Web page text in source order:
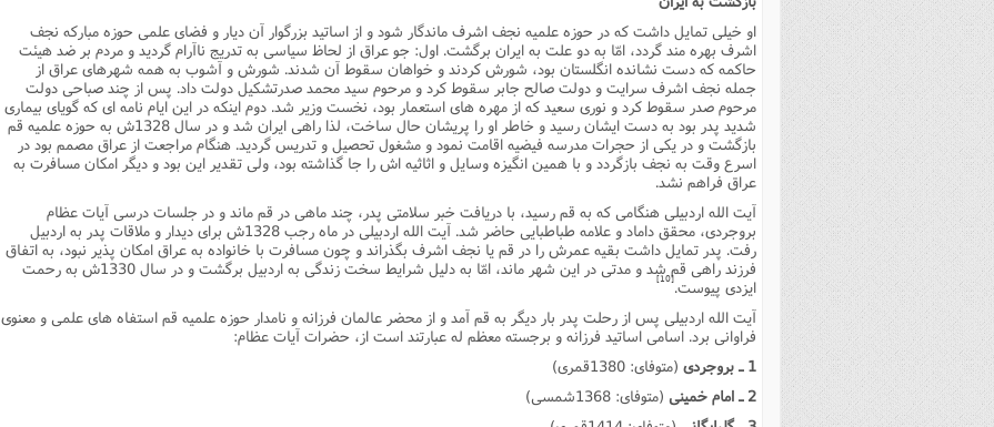
او خیلى تمایل داشت که در حوزه علمیه نجف اشرف ماندگار شود و از اساتید بزرگوار آن دیار و فضاى علمى حوزه مبارکه نجف
اشرف بهره مند گردد، امّا به دو علت به ایران برگشت. اول: جو عراق از لحاظ سیاسى به تدریج ناآرام گردید و مردم بر ضد هیئت
حاکمه که دست نشانده انگلستان بود، شورش کردند و خواهان سقوط آن شدند. شورش و آشوب به همه شهرهاى عراق از
جمله نجف اشرف سرایت و دولت صالح جابر سقوط کرد و مرحوم سید محمد صدرتشکیل دولت داد. پس از چند صباحى دولت
مرحوم صدر سقوط کرد و نورى سعید که از مهره هاى استعمار بود، نخست وزیر شد. دوم اینکه در این ایام نامه اى که گویاى بیمارى
شدید پدر بود به دست ایشان رسید و خاطر او را پریشان حال ساخت، لذا راهى ایران شد و در سال 1328ش به حوزه علمیه قم
بازگشت و در یکى از حجرات مدرسه فیضیه اقامت نمود و مشغول تحصیل و تدریس گردید. هنگام مراجعت از عراق مصمم بود در
اسرع وقت به نجف بازگردد و با همین انگیزه وسایل و اثاثیه اش را جا گذاشته بود، ولى تقدیر این بود و دیگر امکان مسافرت به
عراق فراهم نشد.
آیت الله اردبیلى هنگامى که به قم رسید، با دریافت خبر سلامتى پدر، چند ماهى در قم ماند و در جلسات درسى آیات عظام
بروجردى، محقق داماد و علامه طباطبایى حاضر شد. آیت الله اردبیلى در ماه رجب 1328ش براى دیدار و ملاقات پدر به اردبیل
رفت. پدر تمایل داشت بقیه عمرش را در قم یا نجف اشرف بگذراند و چون مسافرت با خانواده به عراق امکان پذیر نبود، به اتفاق
فرزند راهى قم شد و مدتى در این شهر ماند، امّا به دلیل شرایط سخت زندگى به اردبیل برگشت و در سال 1330ش به رحمت
ایزدى پیوست.[10]
آیت الله اردبیلى پس از رحلت پدر بار دیگر به قم آمد و از محضر عالمان فرزانه و نامدار حوزه علمیه قم استفاه هاى علمى و معنوى
فراوانى برد. اسامى اساتید فرزانه و برجسته معظم له عبارتند است از، حضرات آیات عظام:
1 ـ بروجردى
(متوفاى: 1380قمرى)
2 ـ امام خمینى
(متوفاى: 1368شمسى)